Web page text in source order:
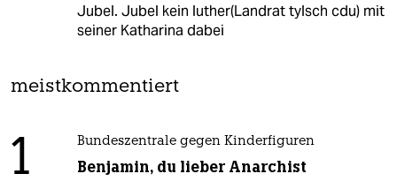
Jubel. Jubel kein luther(Landrat tylsch cdu) mit
seiner Katharina dabei
meistkommentiert
1 Bundeszentrale gegen Kinderfiguren
Benjamin, du lieber Anarchist